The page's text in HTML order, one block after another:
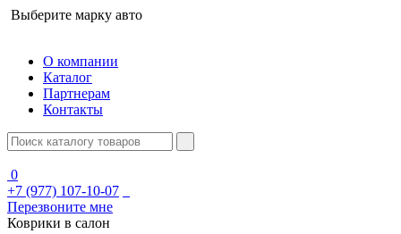
Выберите марку авто
О компании
Каталог
Партнерам
Контакты
0
+7 (977) 107-10-07
Перезвоните мне
Коврики в салон